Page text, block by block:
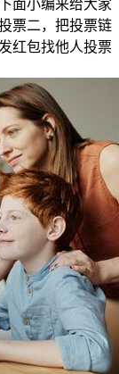
面小编来给大家
票二，把投票链
红包找他人投票